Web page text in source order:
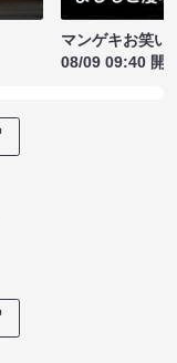
マンゲキお笑い
08/09 09:40 開